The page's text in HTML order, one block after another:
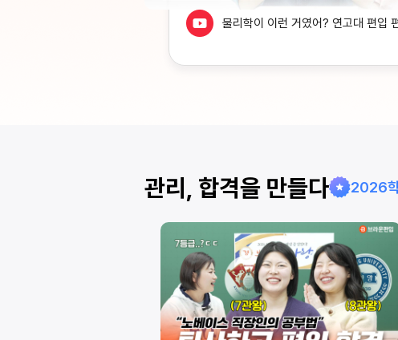
물리학이 이런 거였어? 연고대 편입
관리, 합격을 만들다 2026